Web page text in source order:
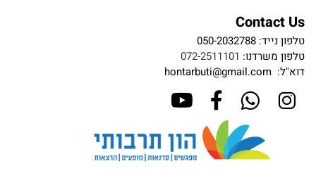
Contact Us
טלפון נייד: 050-2032788
טלפון משרדנו: 072-2511101
דוא"ל: hontarbuti@gmail.com